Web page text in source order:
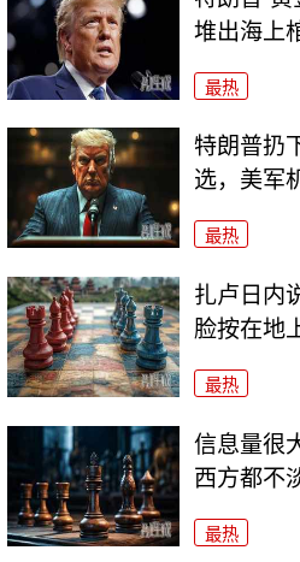
堆出海上
最热
特朗普扔
选，美军
最热
扎卢日内
脸按在地
最热
信息量很
西方都不
最热